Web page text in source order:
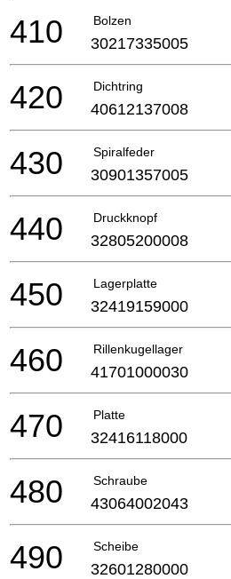
Bolzen
410 30217335005
Dichtring
420 40612137008
Spiralfeder
430 30901357005
Druckknopf
440 32805200008
Lagerplatte
450 32419159000
Rillenkugellager
460 41701000030
Platte
470 32416118000
Schraube
480 43064002043
Scheibe
490 32601280000